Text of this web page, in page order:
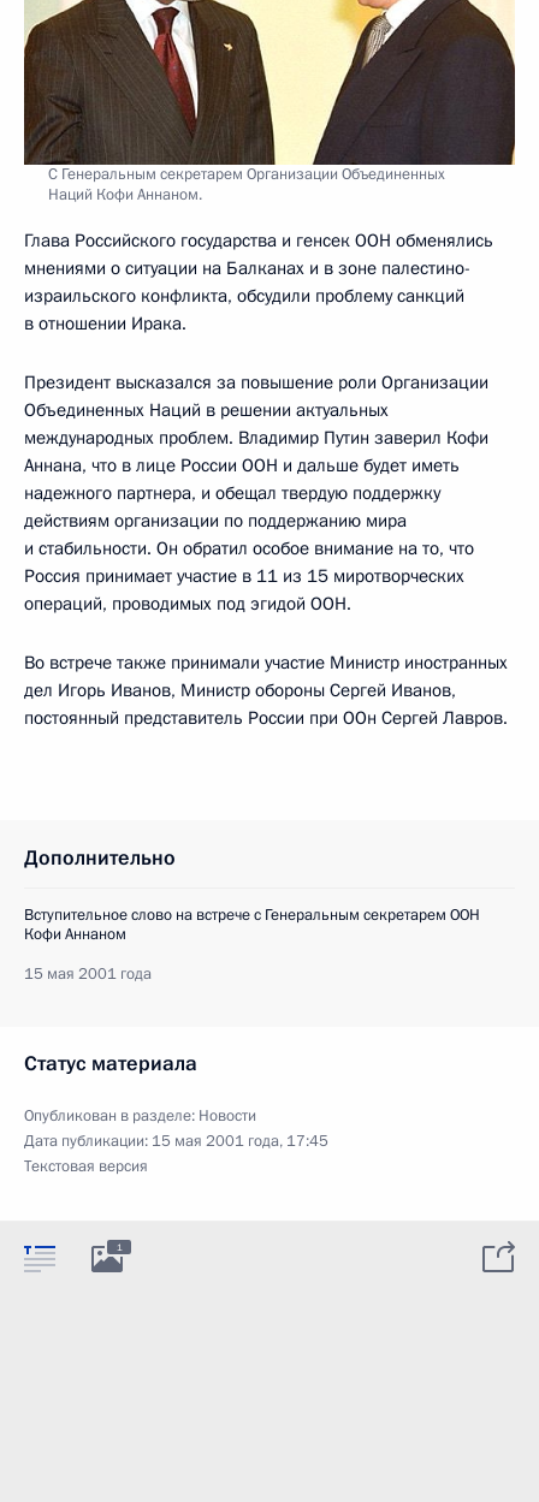
С Генеральным секретарем Организации Объединенных
Наций Кофи Аннаном.
Глава Российского государства и генсек ООН обменялись
мнениями о ситуации на Балканах и в зоне палестино-
израильского конфликта, обсудили проблему санкций
в отношении Ирака.
Президент высказался за повышение роли Организации
Объединенных Наций в решении актуальных
международных проблем. Владимир Путин заверил Кофи
Аннана, что в лице России ООН и дальше будет иметь
надежного партнера, и обещал твердую поддержку
действиям организации по поддержанию мира
и стабильности. Он обратил особое внимание на то, что
Россия принимает участие в 11 из 15 миротворческих
операций, проводимых под эгидой ООН.
Во встрече также принимали участие Министр иностранных
дел Игорь Иванов, Министр обороны Сергей Иванов,
постоянный представитель России при ООн Сергей Лавров.
Дополнительно
Вступительное слово на встрече с Генеральным секретарем ООН
Кофи Аннаном
15 мая 2001 года
Статус материала
Опубликован в разделе: Новости
Дата публикации: 15 мая 2001 года, 17:45
Текстовая версия
1